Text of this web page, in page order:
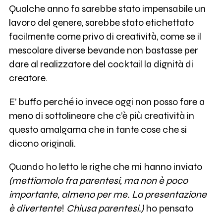
Qualche anno fa sarebbe stato impensabile un
lavoro del genere, sarebbe stato etichettato
facilmente come privo di creatività, come se il
mescolare diverse bevande non bastasse per
dare al realizzatore del cocktail la dignità di
creatore.
E’ buffo perché io invece oggi non posso fare a
meno di sottolineare che c’è più creatività in
questo amalgama che in tante cose che si
dicono originali.
Quando ho letto le righe che mi hanno inviato
(mettiamolo fra parentesi, ma non è poco
importante, almeno per me. La presentazione
è divertente! Chiusa parentesi.)ho pensato